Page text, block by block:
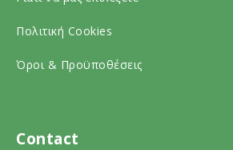
a
l
m
i
i
a
l
d
o
c
i
m
Πολιτική Cookies
Όροι & Προϋποθέσεις
Contact